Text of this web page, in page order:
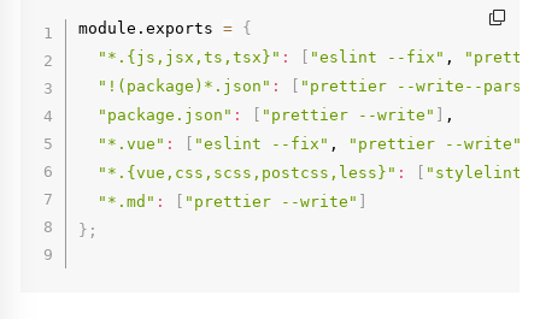
module.exports = {
"*.{js,jsx,ts,tsx}" : "eslint --fix" ,
"!(package)*.json" :
"prettier --write--
"package.json" : "prettier --write"
,
"*.vue" : "eslint --fix" , "prettier --write"
"*.{vue,css,scss,postcss,less}" :
"stylelint
"*.md" : "prettier --write"
} ;